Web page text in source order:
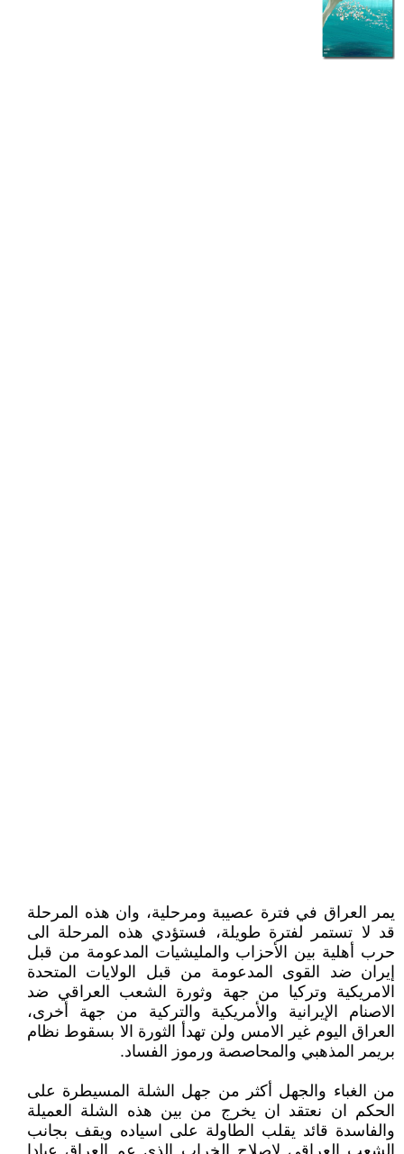
يمر العراق في فترة عصيبة ومرحلية، وان هذه المرحلة
قد لا تستمر لفترة طويلة، فستؤدي هذه المرحلة الى
حرب أهلية بين الأحزاب والمليشيات المدعومة من قبل
إيران ضد القوى المدعومة من قبل الولايات المتحدة
الامريكية وتركيا من جهة وثورة الشعب العراقي ضد
الاصنام الإيرانية والأمريكية والتركية من جهة أخرى،
العراق اليوم غير الامس ولن تهدأ الثورة الا بسقوط نظام
بريمر المذهبي والمحاصصة ورموز الفساد.
من الغباء والجهل أكثر من جهل الشلة المسيطرة على
الحكم ان نعتقد ان يخرج من بين هذه الشلة العميلة
والفاسدة قائد يقلب الطاولة على اسياده ويقف بجانب